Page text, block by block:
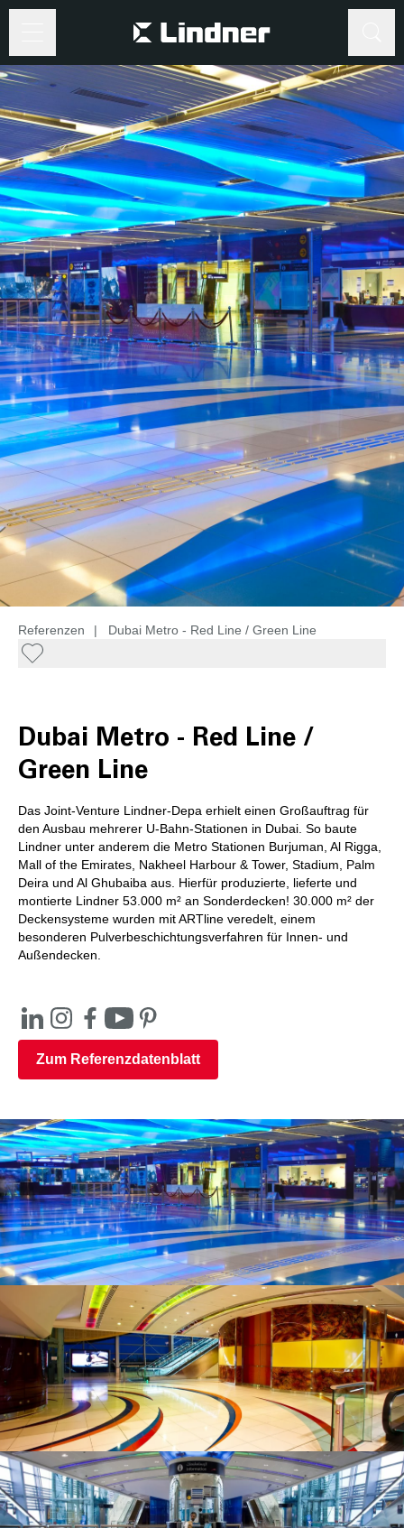
Suche
Referenzen | Dubai Metro - Red Line / Green Line
Dubai Metro - Red Line /
Green Line
Das Joint-Venture Lindner-Depa erhielt einen Großauftrag für
den Ausbau mehrerer U-Bahn-Stationen in Dubai. So baute
Lindner unter anderem die Metro Stationen Burjuman, Al Rigga,
Mall of the Emirates, Nakheel Harbour & Tower, Stadium, Palm
Deira und Al Ghubaiba aus. Hierfür produzierte, lieferte und
montierte Lindner 53.000 m² an Sonderdecken! 30.000 m² der
Deckensysteme wurden mit ARTline veredelt, einem
besonderen Pulverbeschichtungsverfahren für Innen- und
Außendecken.
Zum Referenzdatenblatt